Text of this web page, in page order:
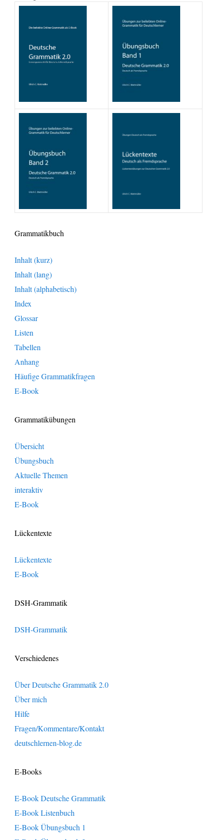
Grammatikbuch
Inhalt (kurz)
Inhalt (lang)
Inhalt (alphabetisch)
Index
Glossar
Listen
Tabellen
Anhang
Häufige Grammatikfragen
E-Book
Grammatikübungen
Übersicht
Übungsbuch
Aktuelle Themen
interaktiv
E-Book
Lückentexte
Lückentexte
E-Book
DSH-Grammatik
DSH-Grammatik
Verschiedenes
Über Deutsche Grammatik 2.0
Über mich
Hilfe
Fragen/Kommentare/Kontakt
deutschlernen-blog.de
E-Books
E-Book Deutsche Grammatik
E-Book Listenbuch
E-Book Übungsbuch 1